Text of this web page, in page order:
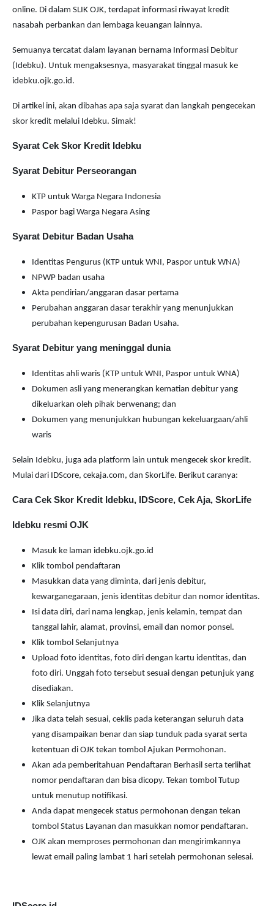
online. Di dalam SLIK OJK, terdapat informasi riwayat kredit
nasabah perbankan dan lembaga keuangan lainnya.
Semuanya tercatat dalam layanan bernama Informasi Debitur
(Idebku). Untuk mengaksesnya, masyarakat tinggal masuk ke
idebku.ojk.go.id.
Di artikel ini, akan dibahas apa saja syarat dan langkah pengecekan
skor kredit melalui Idebku. Simak!
Syarat Cek Skor Kredit Idebku
Syarat Debitur Perseorangan
KTP untuk Warga Negara Indonesia
Paspor bagi Warga Negara Asing
Syarat Debitur Badan Usaha
Identitas Pengurus (KTP untuk WNI, Paspor untuk WNA)
NPWP badan usaha
Akta pendirian/anggaran dasar pertama
Perubahan anggaran dasar terakhir yang menunjukkan
perubahan kepengurusan Badan Usaha.
Syarat Debitur yang meninggal dunia
Identitas ahli waris (KTP untuk WNI, Paspor untuk WNA)
Dokumen asli yang menerangkan kematian debitur yang
dikeluarkan oleh pihak berwenang; dan
Dokumen yang menunjukkan hubungan kekeluargaan/ahli
waris
Selain Idebku, juga ada platform lain untuk mengecek skor kredit.
Mulai dari IDScore, cekaja.com, dan SkorLife. Berikut caranya:
Cara Cek Skor Kredit Idebku, IDScore, Cek Aja, SkorLife
Idebku resmi OJK
Masuk ke laman idebku.ojk.go.id
Klik tombol pendaftaran
Masukkan data yang diminta, dari jenis debitur,
kewarganegaraan, jenis identitas debitur dan nomor identitas.
Isi data diri, dari nama lengkap, jenis kelamin, tempat dan
tanggal lahir, alamat, provinsi, email dan nomor ponsel.
Klik tombol Selanjutnya
Upload foto identitas, foto diri dengan kartu identitas, dan
foto diri. Unggah foto tersebut sesuai dengan petunjuk yang
disediakan.
Klik Selanjutnya
Jika data telah sesuai, ceklis pada keterangan seluruh data
yang disampaikan benar dan siap tunduk pada syarat serta
ketentuan di OJK tekan tombol Ajukan Permohonan.
Akan ada pemberitahuan Pendaftaran Berhasil serta terlihat
nomor pendaftaran dan bisa dicopy. Tekan tombol Tutup
untuk menutup notifikasi.
Anda dapat mengecek status permohonan dengan tekan
tombol Status Layanan dan masukkan nomor pendaftaran.
OJK akan memproses permohonan dan mengirimkannya
lewat email paling lambat 1 hari setelah permohonan selesai.